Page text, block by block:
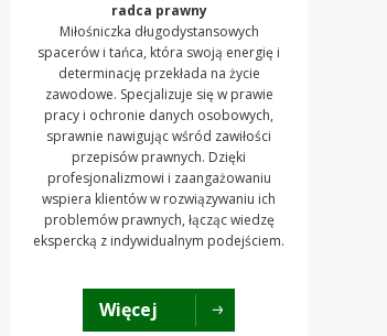
radca prawny
Miłośniczka długodystansowych
spacerów i tańca, która swoją energię i
determinację przekłada na życie
zawodowe. Specjalizuje się w prawie
pracy i ochronie danych osobowych,
sprawnie nawigując wśród zawiłości
przepisów prawnych. Dzięki
profesjonalizmowi i zaangażowaniu
wspiera klientów w rozwiązywaniu ich
problemów prawnych, łącząc wiedzę
ekspercką z indywidualnym podejściem.
Więcej